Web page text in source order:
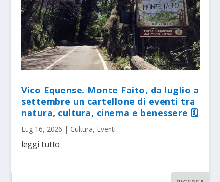
Vico Equense. Monte Faito, da luglio a
settembre un cartellone di eventi tra
natura, cultura, cinema e benessere 🗓
Lug 16, 2026 | Cultura, Eventi
leggi tutto